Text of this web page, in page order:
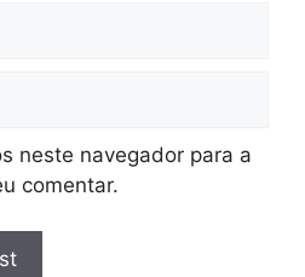
neste navegador para a
comentar.